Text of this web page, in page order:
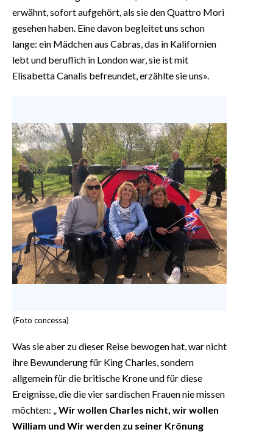
erwähnt, sofort aufgehört, als sie den Quattro Mori
gesehen haben. Eine davon begleitet uns schon
lange: ein Mädchen aus Cabras, das in Kalifornien
lebt und beruflich in London war, sie ist mit
Elisabetta Canalis befreundet, erzählte sie uns».
(Foto concessa)
Was sie aber zu dieser Reise bewogen hat, war nicht
ihre Bewunderung für King Charles, sondern
allgemein für die britische Krone und für diese
Ereignisse, die die vier sardischen Frauen nie missen
möchten: „ Wir wollen Charles nicht, wir wollen
William und Wir werden zu seiner Krönung